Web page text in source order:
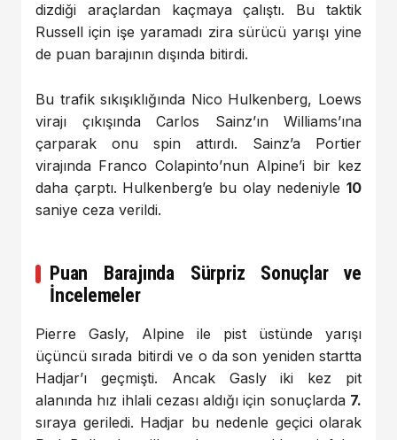
dizdiği araçlardan kaçmaya çalıştı. Bu taktik
Russell için işe yaramadı zira sürücü yarışı yine
de puan barajının dışında bitirdi.
Bu trafik sıkışıklığında Nico Hulkenberg, Loews
virajı çıkışında Carlos Sainz’ın Williams’ına
çarparak onu spin attırdı. Sainz’a Portier
virajında Franco Colapinto’nun Alpine’i bir kez
daha çarptı. Hulkenberg’e bu olay nedeniyle 10
saniye ceza verildi.
Puan Barajında Sürpriz Sonuçlar ve
İncelemeler
Pierre Gasly, Alpine ile pist üstünde yarışı
üçüncü sırada bitirdi ve o da son yeniden startta
Hadjar’ı geçmişti. Ancak Gasly iki kez pit
alanında hız ihlali cezası aldığı için sonuçlarda 7.
sıraya geriledi. Hadjar bu nedenle geçici olarak